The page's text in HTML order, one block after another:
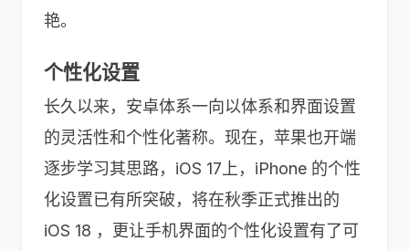
艳。
个性化设置
长久以来，安卓体系一向以体系和界面设置
的灵活性和个性化著称。现在，苹果也开端
逐步学习其思路，iOS 17上，iPhone 的个性
化设置已有所突破，将在秋季正式推出的
iOS 18 ，更让手机界面的个性化设置有了可